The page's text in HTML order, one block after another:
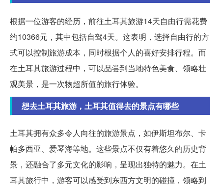
根据一位游客的经历，前往土耳其旅游14天自由行需花费
约10366元，其中包括自驾4天。这表明，选择自由行的方
式可以控制旅游成本，同时根据个人的喜好安排行程。而
在土耳其旅游过程中，可以品尝到当地特色美食、领略壮
观美景，是一次物超所值的旅行体验。
想去土耳其旅游，土耳其值得去的景点有哪些
土耳其拥有众多令人向往的旅游景点，如伊斯坦布尔、卡
帕多西亚、爱琴海等地。这些景点不仅有着悠久的历史背
景，还融合了多元文化的影响，呈现出独特的魅力。在土
耳其旅行中，游客可以感受到东西方文明的碰撞，领略到